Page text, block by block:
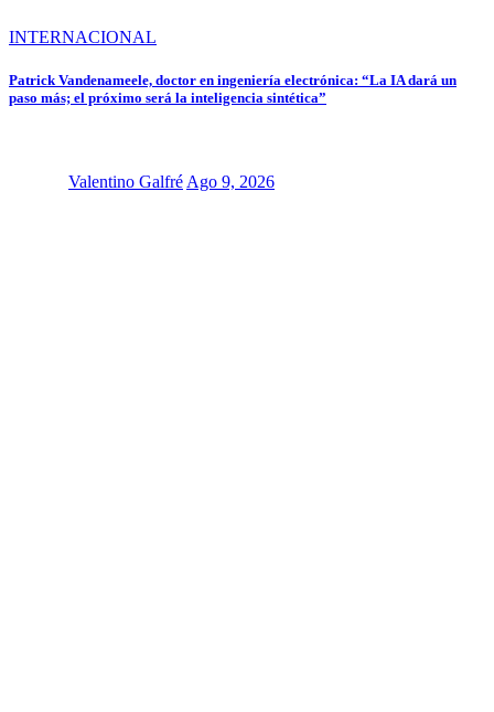
INTERNACIONAL
Patrick Vandenameele, doctor en ingeniería electrónica: “La IA dará un
paso más; el próximo será la inteligencia sintética”
Valentino Galfré Ago 9, 2026